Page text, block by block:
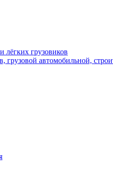
лёгких грузовиков
автомобильной,